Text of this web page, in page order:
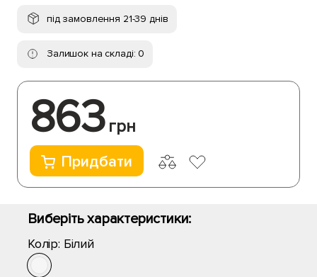
під замовлення 21-39 днів
Залишок на складі: 0
863 грн
Придбати
Виберіть характеристики:
Колір: Білий